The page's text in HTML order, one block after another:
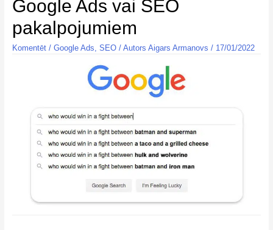
Google Ads vai SEO
pakalpojumiem
Komentēt / Google Ads SEO/ Autors Aigars Armanovs / 17/01/2022